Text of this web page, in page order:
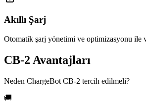
Akıllı Şarj
Otomatik şarj yönetimi ve optimizasyonu ile
CB-2 Avantajları
Neden ChargeBot CB-2 tercih edilmeli?
🚚